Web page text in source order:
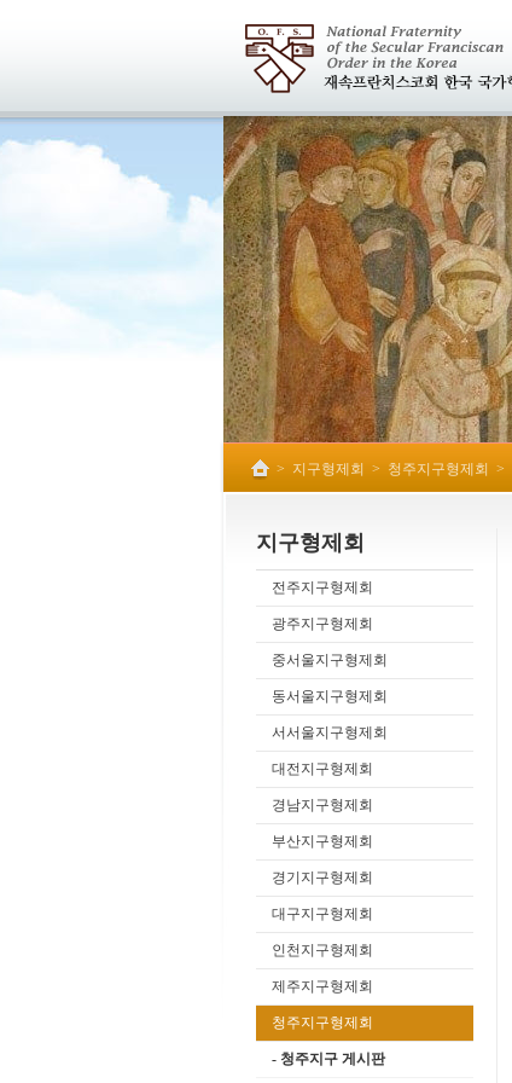
> 지구형제회 > 청주지구형제회 >
지구형제회
전주지구형제회
광주지구형제회
중서울지구형제회
동서울지구형제회
서서울지구형제회
대전지구형제회
경남지구형제회
부산지구형제회
경기지구형제회
대구지구형제회
인천지구형제회
제주지구형제회
청주지구형제회
- 청주지구 게시판